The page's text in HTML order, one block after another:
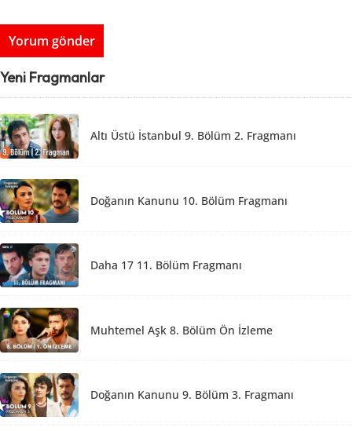
Yeni Fragmanlar
Altı Üstü İstanbul 9. Bölüm 2. Fragmanı
Doğanın Kanunu 10. Bölüm Fragmanı
Daha 17 11. Bölüm Fragmanı
Muhtemel Aşk 8. Bölüm Ön İzleme
Doğanın Kanunu 9. Bölüm 3. Fragmanı